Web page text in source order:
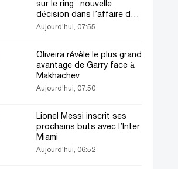
sur le ring : nouvelle
décision dans l’affaire de
cocaïne
Aujourd'hui, 07:55
Oliveira révèle le plus grand
avantage de Garry face à
Makhachev
Aujourd'hui, 07:50
Lionel Messi inscrit ses
prochains buts avec l’Inter
Miami
Aujourd'hui, 06:52